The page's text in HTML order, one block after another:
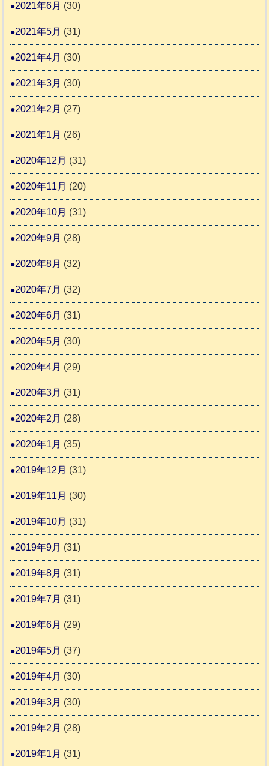
2021年6月 (30)
2021年5月 (31)
2021年4月 (30)
2021年3月 (30)
2021年2月 (27)
2021年1月 (26)
2020年12月 (31)
2020年11月 (20)
2020年10月 (31)
2020年9月 (28)
2020年8月 (32)
2020年7月 (32)
2020年6月 (31)
2020年5月 (30)
2020年4月 (29)
2020年3月 (31)
2020年2月 (28)
2020年1月 (35)
2019年12月 (31)
2019年11月 (30)
2019年10月 (31)
2019年9月 (31)
2019年8月 (31)
2019年7月 (31)
2019年6月 (29)
2019年5月 (37)
2019年4月 (30)
2019年3月 (30)
2019年2月 (28)
2019年1月 (31)